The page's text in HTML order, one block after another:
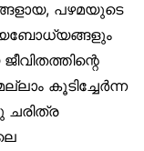
പഴമയുടെ
കൂടിച്ചേർന്ന